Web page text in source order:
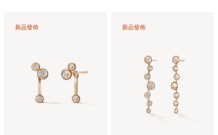
新品發佈 新品發佈